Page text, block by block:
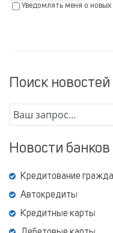
Уведомлять меня о
Поиск новостей
Новости банков
Кредитование
Автокредиты
Кредитные карты